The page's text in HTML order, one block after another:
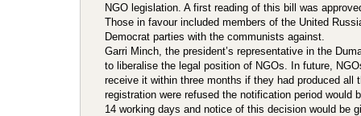
NGO legislation. A first reading of this bill was
Those in favour included members of the United
Democrat parties with the communists against.
Garri Minch, the president’s representative in the
to liberalise the legal position of NGOs. In future,
receive it within three months if they had produced all
registration were refused the notification period would
14 working days and notice of this decision would be